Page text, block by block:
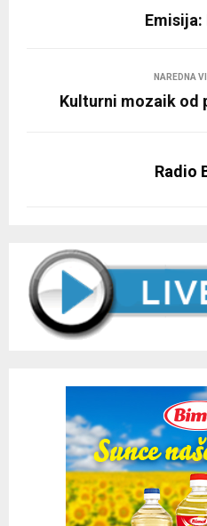
Emisija:
NAREDNA
Kulturni mozaik od
Radio